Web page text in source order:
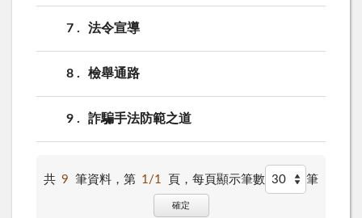
7 法令宣導
8 檢舉通路
9 詐騙手法防範之道
共 9 筆資料，第 1/1 頁， 每頁顯示筆數 筆
確定